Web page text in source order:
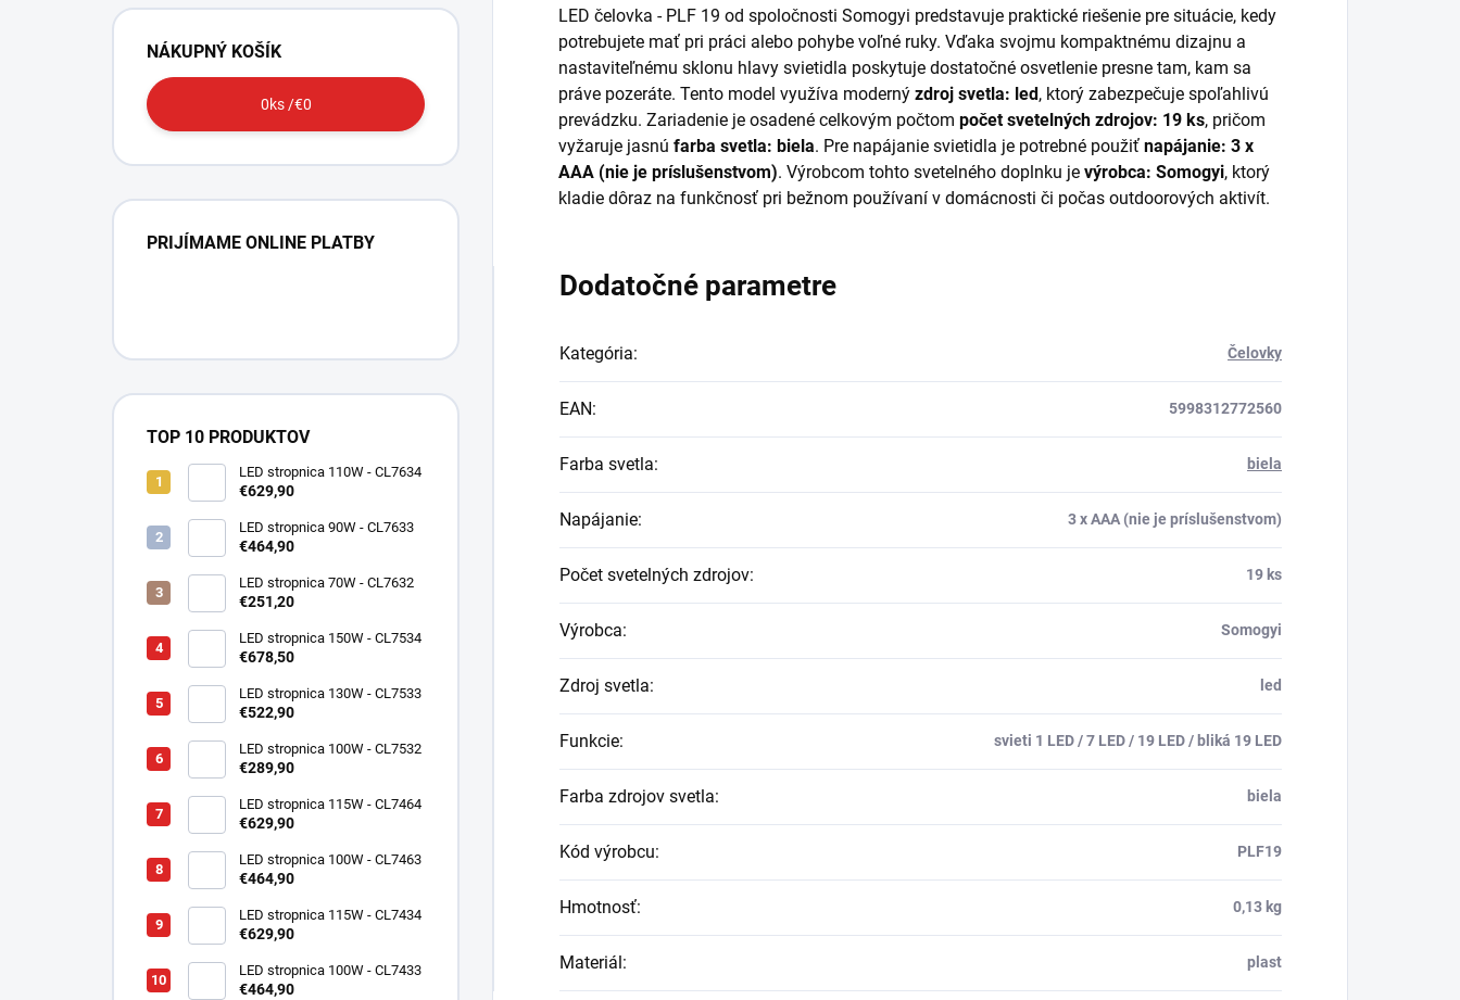
NÁKUPNÝ KOŠÍK
0ks /€0
PRIJÍMAME ONLINE PLATBY
TOP 10 PRODUKTOV
LED stropnica 110W - CL7634
€629,90
LED stropnica 90W - CL7633
€464,90
LED stropnica 70W - CL7632
€251,20
LED stropnica 150W - CL7534
€678,50
LED stropnica 130W - CL7533
€522,90
LED stropnica 100W - CL7532
€289,90
LED stropnica 115W - CL7464
€629,90
LED stropnica 100W - CL7463
€464,90
LED stropnica 115W - CL7434
€629,90
LED stropnica 100W - CL7433
€464,90
LED čelovka - PLF 19 od spoločnosti Somogyi predstavuje praktické riešenie pre situácie, kedy
potrebujete mať pri práci alebo pohybe voľné ruky. Vďaka svojmu kompaktnému dizajnu a
nastaviteľnému sklonu hlavy svietidla poskytuje dostatočné osvetlenie presne tam, kam sa
práve pozeráte. Tento model využíva moderný zdroj svetla: led, ktorý zabezpečuje spoľahlivú
prevádzku. Zariadenie je osadené celkovým počtom počet svetelných zdrojov: 19 ks, pričom
vyžaruje jasnú farba svetla: biela. Pre napájanie svietidla je potrebné použiť napájanie: 3 x
AAA (nie je príslušenstvom). Výrobcom tohto svetelného doplnku je výrobca: Somogyi, ktorý
kladie dôraz na funkčnosť pri bežnom používaní v domácnosti či počas outdoorových aktivít.
Dodatočné parametre
Kategória: Čelovky
EAN: 5998312772560
Farba svetla: biela
Napájanie: 3 x AAA (nie je príslušenstvom)
Počet svetelných zdrojov: 19 ks
Výrobca: Somogyi
Zdroj svetla: led
Funkcie: svieti 1 LED / 7 LED / 19 LED / bliká 19 LED
Farba zdrojov svetla: biela
Kód výrobcu: PLF19
Hmotnosť: 0,13 kg
Materiál: plast